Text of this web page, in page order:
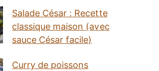
Salade César : Recette
classique maison (avec
sauce César facile)
Curry de poissons